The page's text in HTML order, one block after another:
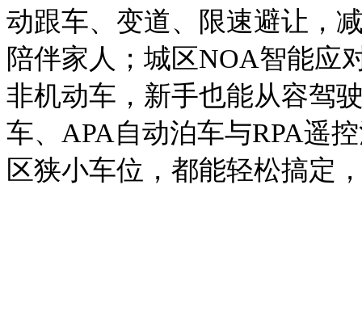
动跟车、变道、限速避让，
陪伴家人；城区NOA智能应
非机动车，新手也能从容驾
车、APA自动泊车与RPA遥
区狭小车位，都能轻松搞定